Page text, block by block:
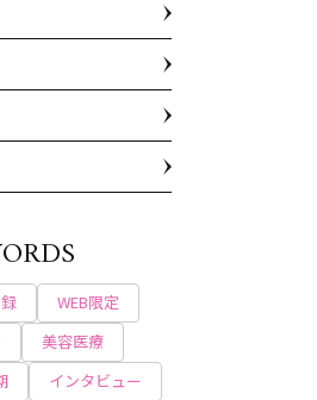
WEB限定
美容医療
インタビュー